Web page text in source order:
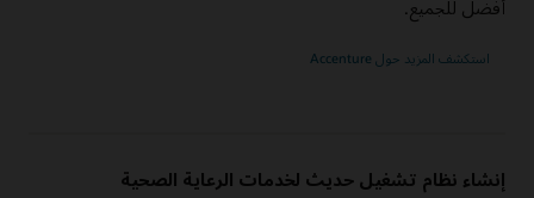
أفضل للجميع.
استكشف المزيد حول Accenture
إنشاء نظام تشغيل حديث لخدمات الرعاية الصحية